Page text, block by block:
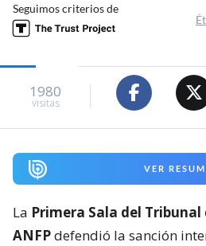
Seguimos criterios de
1980
visitas
VER
La Primera Sala del Tribunal
ANFPdefendió la sanción